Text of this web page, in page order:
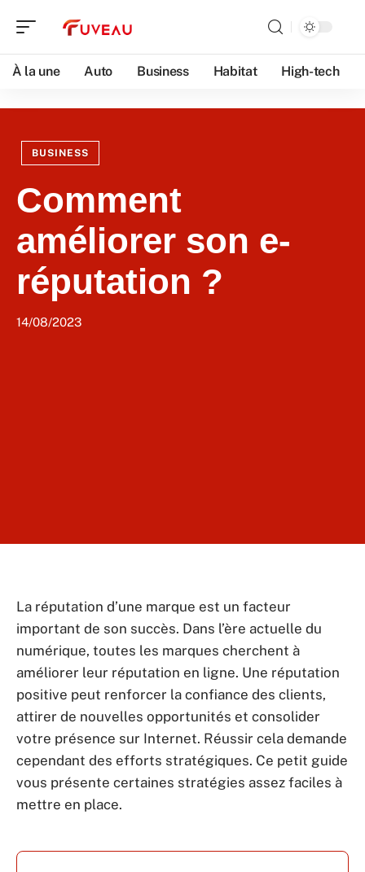
À la une Auto Business Habitat High-tech
BUSINESS
Comment
améliorer son e-
réputation ?
14/08/2023
La réputation d’une marque est un facteur
important de son succès. Dans l’ère actuelle du
numérique, toutes les marques cherchent à
améliorer leur réputation en ligne. Une réputation
positive peut renforcer la confiance des clients,
attirer de nouvelles opportunités et consolider
votre présence sur Internet. Réussir cela demande
cependant des efforts stratégiques. Ce petit guide
vous présente certaines stratégies assez faciles à
mettre en place.